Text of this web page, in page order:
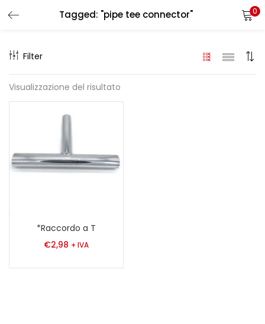
Tagged: "pipe tee connector" 0
Filter
Visualizzazione del risultato
*Raccordo a T
€2,98 + IVA
LOGIN REGISTER
Enter your username and password to login.
Remember me